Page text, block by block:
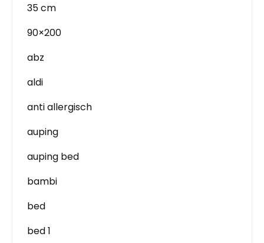
35 cm
90×200
abz
aldi
anti allergisch
auping
auping bed
bambi
bed
bed 1